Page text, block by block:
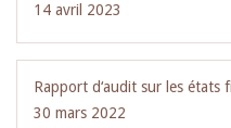
14 avril 2023
Rapport d‘audit sur les états
30 mars 2022